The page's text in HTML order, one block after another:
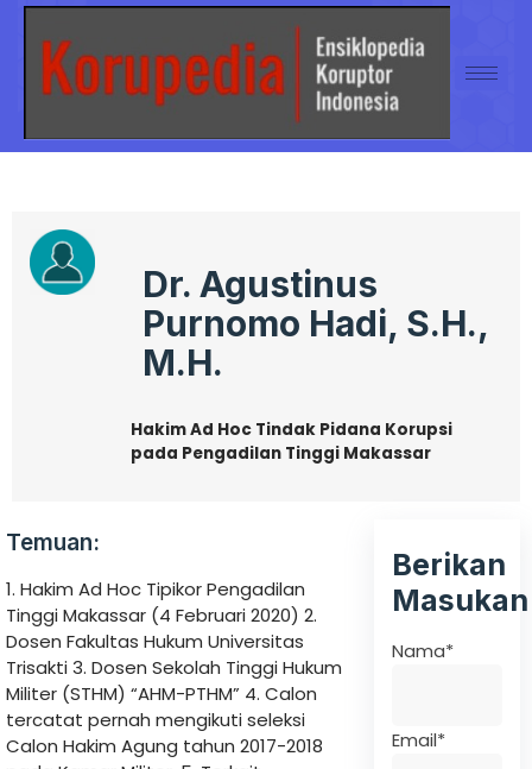
Dr. Agustinus
Purnomo Hadi, S.H.,
M.H.
Hakim Ad Hoc Tindak Pidana Korupsi
pada Pengadilan Tinggi Makassar
Temuan:
1. Hakim Ad Hoc Tipikor Pengadilan
Tinggi Makassar (4 Februari 2020) 2.
Dosen Fakultas Hukum Universitas
Trisakti 3. Dosen Sekolah Tinggi Hukum
Militer (STHM) “AHM-PTHM” 4. Calon
tercatat pernah mengikuti seleksi
Calon Hakim Agung tahun 2017-2018
Berikan
Masukan
Nama*
Email*